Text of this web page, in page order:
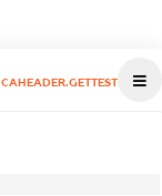
CAHEADER.GETTEST